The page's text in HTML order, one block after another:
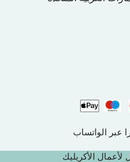
عبر الواتساب